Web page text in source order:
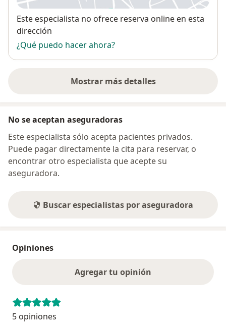
Disponibilidad
Este especialista no ofrece reserva online en esta
dirección
¿Qué puedo hacer ahora?
Mostrar más detalles
sobre la dirección
No se aceptan aseguradoras
Este especialista sólo acepta pacientes privados.
Puede pagar directamente la cita para reservar, o
encontrar otro especialista que acepte su
aseguradora.
Buscar especialistas por aseguradora
Opiniones
Agregar tu opinión
5 opiniones